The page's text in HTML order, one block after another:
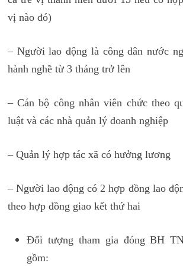
vị nào đó)
– Người lao động là công dân nước
hành nghề từ 3 tháng trở lên
– Cán bộ công nhân viên chức theo
luật và các nhà quản lý doanh nghiệp
– Quản lý hợp tác xã có hưởng lương
– Người lao động có 2 hợp đồng lao
theo hợp đồng giao kết thứ hai
Đối tượng tham gia đóng BH
gồm: